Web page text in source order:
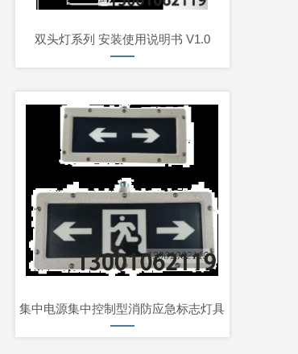
双头灯系列 安装使用说明书 V1.0
集中电源集中控制型消防应急标志灯具